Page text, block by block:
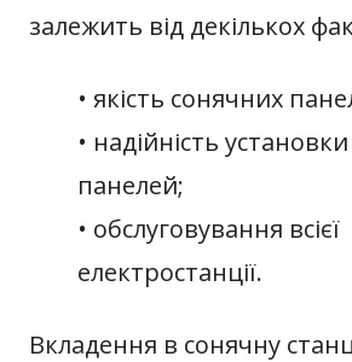
залежить від декількох
• якість сонячних
• надійність
панелей;
• обслуговування всієї
електростанції.
Вкладення в сонячну